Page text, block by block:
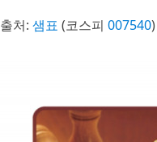
출처: 샘표 (코스피 007540)